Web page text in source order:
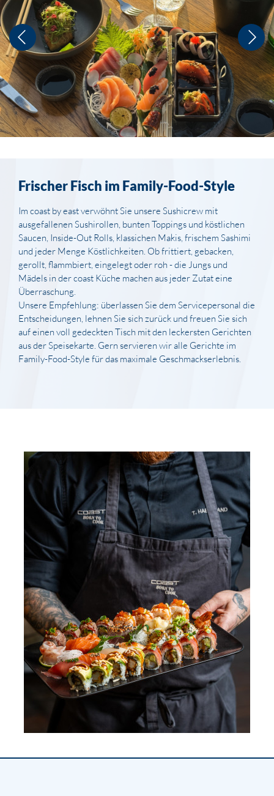
Frischer Fisch im Family-Food-Style
Im coast by east verwöhnt Sie unsere Sushicrew mit
ausgefallenen Sushirollen, bunten Toppings und köstlichen
Saucen, Inside-Out Rolls, klassichen Makis, frischem Sashimi
und jeder Menge Köstlichkeiten. Ob frittiert, gebacken,
gerollt, flammbiert, eingelegt oder roh - die Jungs und
Mädels in der coast Küche machen aus jeder Zutat eine
Überraschung.
Unsere Empfehlung: überlassen Sie dem Servicepersonal die
Entscheidungen, lehnen Sie sich zurück und freuen Sie sich
auf einen voll gedeckten Tisch mit den leckersten Gerichten
aus der Speisekarte. Gern servieren wir alle Gerichte im
Family-Food-Style für das maximale Geschmackserlebnis.